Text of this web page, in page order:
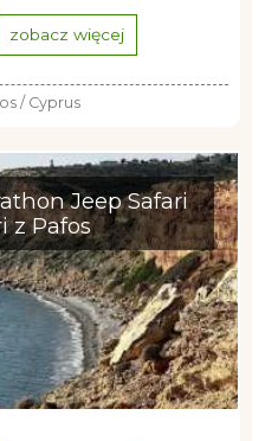
zobacz więcej
/ Cyprus
Jeep Safari
z Pafos